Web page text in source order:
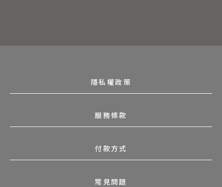
隱私權政策
服務條款
付款方式
常見問題